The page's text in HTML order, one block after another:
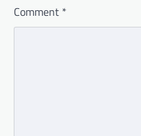
Comment *